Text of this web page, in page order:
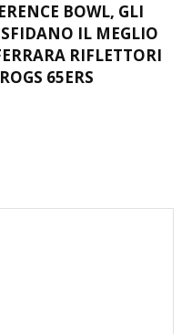
BOWL, GLI
IL MEGLIO
RIFLETTORI
65ERS